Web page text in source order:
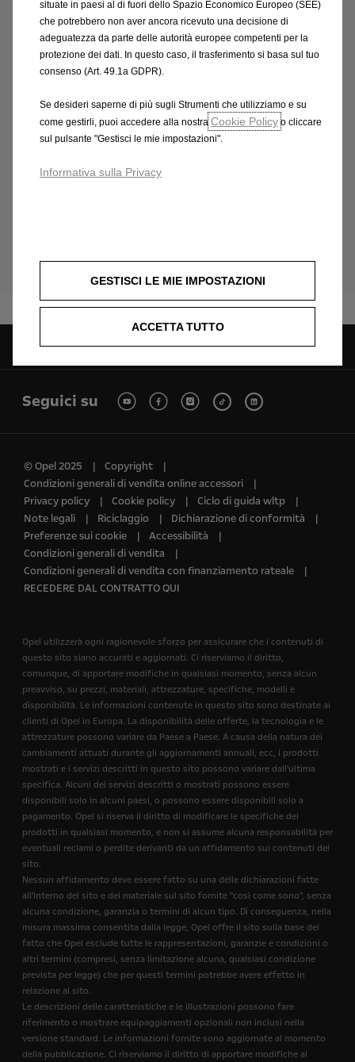
(l/100 km): 8,3-5,2; emissioni CO2 (g/km): 171-136.
Valori omologati in base al ciclo misto WLTP
aggiornati all'1/12/2024 e indicati a fini comparativi. I
valori effettivi di consumo di carburante ed energia e
variare ed essere sensibilmente diversi in base alle
condizioni d’uso e vari fattori quali: optional,
frequenza di ricarica, temperatura, stile di guida,
equipaggiamenti (aria condizionata, radio, navigatore,
rappresentato
Seguici su
© Opel 2025
Copyright
Condizioni generali di vendita online accessori
Privacy policy
Cookie policy
Ciclo di guida wltp
Note legali
Riciclaggio
Dichiarazione di conformità
Preferenze sui cookie
Accessibilità
Condizioni generali di vendita
Condizioni generali di vendita con finanziamento rateale
RECEDERE DAL CONTRATTO QUI
Opel utilizzerà ogni ragionevole sforzo per assicurare che i contenuti di
questo sito siano accurati e aggiornati. Ci riserviamo il diritto,
comunque, di apportare modifiche in qualsiasi momento, senza alcun
preavviso, su prezzi, materiali, attrezzature, specifiche, modelli e
disponibilità. Le informazioni contenute in questo sito sono destinate ai
clienti di Opel in Europa. La disponibilità delle offerte, la tecnologia e le
attrezzature possono variare da Paese a Paese. A causa della natura dei
cambiamenti attuati durante gli aggiornamenti annuali, ecc, i prodotti
mostrati e i servizi descritti in questo sito possono variare dall'ultima
specifica. Alcuni dei servizi descritti o mostrati possono essere
disponibili solo in alcuni paesi, o possono essere disponibili solo a
pagamento. Opel si riserva il diritto di modificare le specifiche dei
prodotti in qualsiasi momento, e non si assume alcuna responsabilità per
eventuali reclami o perdite derivanti da un affidamento sui contenuti del
sito.
Nessun affidamento deve essere fatto su una delle dichiarazioni fatte
all'interno del sito e del materiale sul sito fornite "così come sono", senza
alcuna condizione, garanzia o termini di alcun tipo. Di conseguenza, nella
misura massima consentita dalla legge, Opel offre il sito sulla base del
fatto che Opel esclude tutte le rappresentazioni, garanzie e condizioni o
altri termini (compresi, senza limitazione alcuna, qualsiasi condizione
prevista per legge) che per questi termini potrebbe avere effetto in
relazione al sito.
Le descrizioni delle caratteristiche e le illustrazioni possono fare
riferimento o mostrare equipaggiamenti opzionali non inclusi nella
versione standard. Le informazioni fornite sono aggiornate al momento
della pubblicazione. Ci riserviamo il diritto di apportare modifiche al
situate in paesi al di fuori dello Spazio Economico Europeo (SEE)
che potrebbero non aver ancora ricevuto una decisione di
adeguatezza da parte delle autorità europee competenti per la
protezione dei dati. In questo caso, il trasferimento si basa sul tuo
consenso (Art. 49.1a GDPR).
Se desideri saperne di più sugli Strumenti che utilizziamo e su
come gestirli, puoi accedere alla nostra Cookie Policy o cliccare
sul pulsante "Gestisci le mie impostazioni".
Informativa sulla Privacy
GESTISCI LE MIE IMPOSTAZIONI
ACCETTA TUTTO